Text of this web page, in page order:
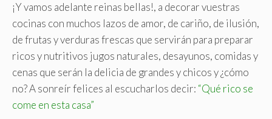
¡Y vamos adelante reinas bellas!, a decorar vuestras
cocinas con muchos lazos de amor, de cariño, de ilusión,
de frutas y verduras frescas que servirán para preparar
ricos y nutritivos jugos naturales, desayunos, comidas y
cenas que serán la delicia de grandes y chicos y ¿cómo
no? A sonreír felices al escucharlos decir: “Qué rico se
come en esta casa”